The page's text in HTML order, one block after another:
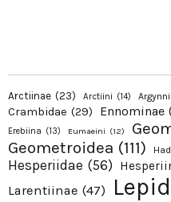
Arctiinae (23) Arctiini (14)
Crambidae (29) Ennominae
Erebiina (13) Eumaeini (12)
Geometroidea (111)
Hesperiidae (56)
Larentiinae (47)